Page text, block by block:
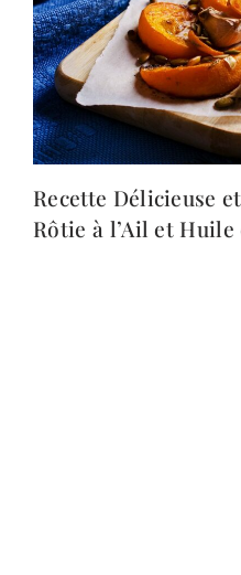
Recette Délicieuse
Rôtie à l’Ail et Huile